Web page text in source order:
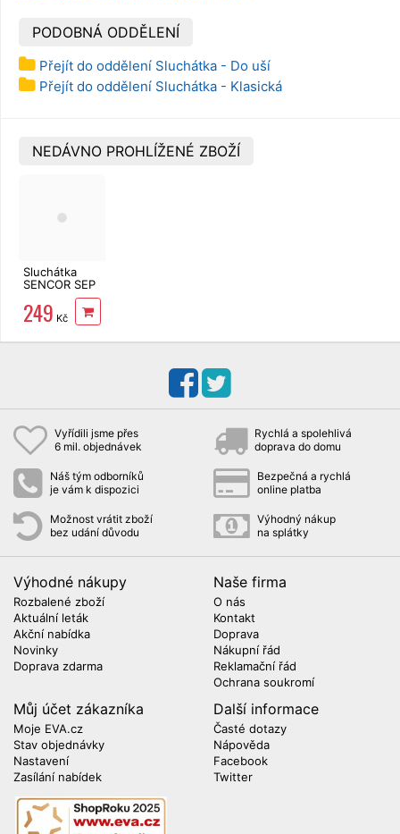
PODOBNÁ ODDĚLENÍ
Přejít do oddělení Sluchátka - Do uší
Přejít do oddělení Sluchátka - Klasická
NEDÁVNO PROHLÍŽENÉ ZBOŽÍ
Sluchátka
SENCOR SEP
540BT ROCK
TWS
Bluetooth s
249 Kč
Vyřídili jsme přes
6 mil. objednávek
Rychlá a spolehlivá
doprava do domu
Náš tým odborníků
je vám k dispozici
Bezpečná a rychlá
online platba
Možnost vrátit zboží
bez udání důvodu
Výhodný nákup
na splátky
Výhodné nákupy
Rozbalené zboží
Aktuální leták
Akční nabídka
Novinky
Doprava zdarma
Naše firma
O nás
Kontakt
Doprava
Nákupní řád
Reklamační řád
Ochrana soukromí
Můj účet zákazníka
Moje EVA.cz
Stav objednávky
Nastavení
Zasílání nabídek
Další informace
Časté dotazy
Nápověda
Facebook
Twitter